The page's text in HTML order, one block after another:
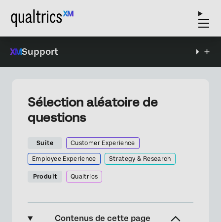
Support
Sélection aléatoire de
questions
Suite Customer Experience
Employee Experience Strategy & Research
Produit Qualtrics
Contenus de cette page